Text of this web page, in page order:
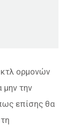
ορμονών
μην την
επίσης θα